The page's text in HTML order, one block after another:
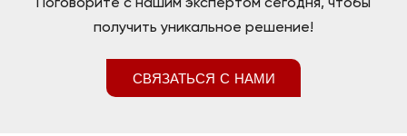
Поговорите с нашим экспертом сегодня, чтобы
получить уникальное решение!
СВЯЗАТЬСЯ С НАМИ